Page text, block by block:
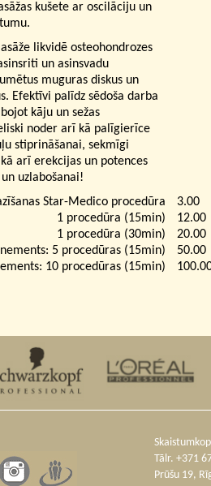
kušete ar oscilāciju un
likvidē osteohondrozes
un asinsvadu
muguras diskus un
Efektīvi palīdz sēdoša darba
kāju un sežas
noder arī kā palīgierīce
stiprināšanai, sekmīgi
arī erekcijas un potences
uzlabošanai!
Star-Medico procedūra
3.00
1 procedūra (15min)
12.00
1 procedūra (30min)
20.00
5 procedūras (15min)
50.00
10 procedūras (15min)
Tālr. +371
Prūšu 19,